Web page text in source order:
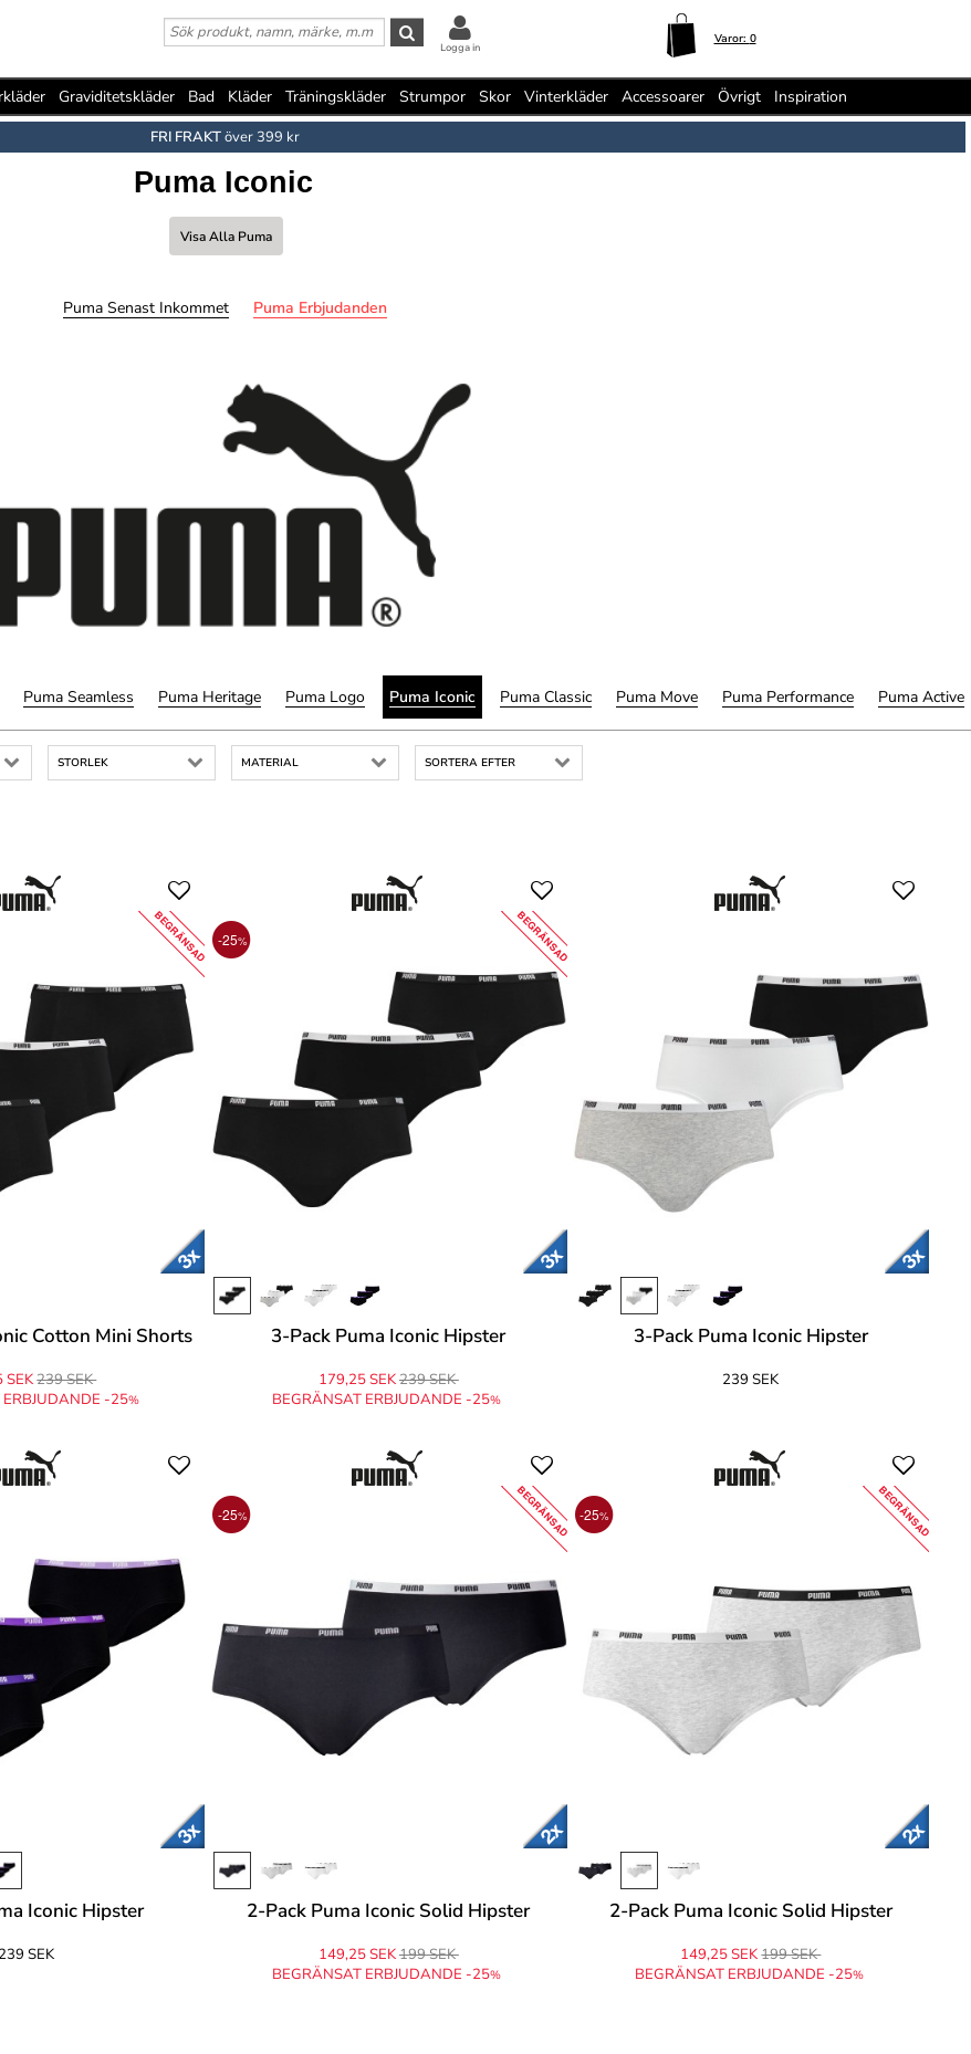
Varor: 0
Logga in
Graviditetskläder Bad Kläder Träningskläder Strumpor Skor Vinterkläder Accessoarer Övrigt Inspiration
FRI FRAKTöver 399 kr
Puma Iconic
Visa Alla Puma
Puma Senast Inkommet Puma Erbjudanden
Puma Seamless Puma Heritage Puma Logo Puma Iconic Puma Classic Puma Move Puma Performance Puma Active
STORLEK MATERIAL SORTERA EFTER
BEGRÄNSAD
Cotton Mini Shorts
SEK239 SEK
-25%
-25% BEGRÄNSAD
3-Pack Puma Iconic Hipster
179,25 SEK239 SEK
BEGRÄNSAT ERBJUDANDE -25%
3-Pack Puma Iconic Hipster
239 SEK
Iconic Hipster
239 SEK
-25% BEGRÄNSAD
2-Pack Puma Iconic Solid Hipster
149,25 SEK199 SEK
BEGRÄNSAT ERBJUDANDE -25%
-25% BEGRÄNSAD
2-Pack Puma Iconic Solid Hipster
149,25 SEK199 SEK
BEGRÄNSAT ERBJUDANDE -25%